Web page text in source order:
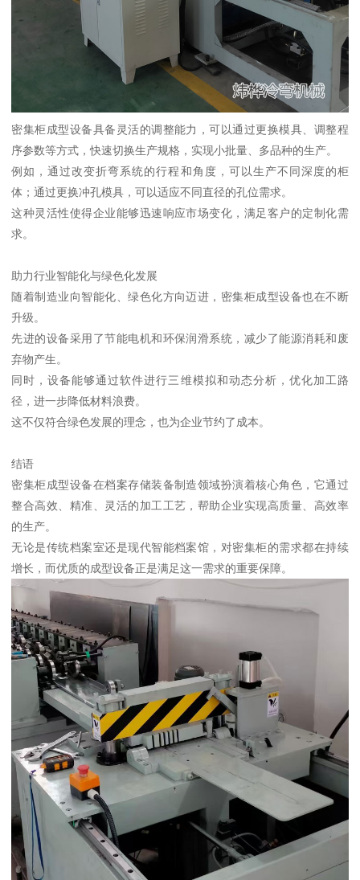
密集柜成型设备具备灵活的调整能力，可以通过更换模具、调整程
序参数等方式，快速切换生产规格，实现小批量、多品种的生产。
例如，通过改变折弯系统的行程和角度，可以生产不同深度的柜
体；通过更换冲孔模具，可以适应不同直径的孔位需求。
这种灵活性使得企业能够迅速响应市场变化，满足客户的定制化需
求。
助力行业智能化与绿色化发展
随着制造业向智能化、绿色化方向迈进，密集柜成型设备也在不断
升级。
先进的设备采用了节能电机和环保润滑系统，减少了能源消耗和废
弃物产生。
同时，设备能够通过软件进行三维模拟和动态分析，优化加工路
径，进一步降低材料浪费。
这不仅符合绿色发展的理念，也为企业节约了成本。
结语
密集柜成型设备在档案存储装备制造领域扮演着核心角色，它通过
整合高效、精准、灵活的加工工艺，帮助企业实现高质量、高效率
的生产。
无论是传统档案室还是现代智能档案馆，对密集柜的需求都在持续
增长，而优质的成型设备正是满足这一需求的重要保障。